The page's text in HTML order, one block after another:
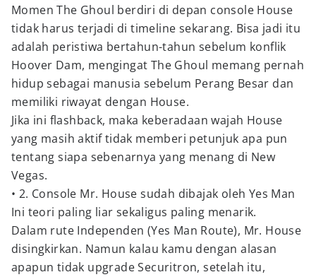
Momen The Ghoul berdiri di depan console House
tidak harus terjadi di timeline sekarang. Bisa jadi itu
adalah peristiwa bertahun-tahun sebelum konflik
Hoover Dam, mengingat The Ghoul memang pernah
hidup sebagai manusia sebelum Perang Besar dan
memiliki riwayat dengan House.
Jika ini flashback, maka keberadaan wajah House
yang masih aktif tidak memberi petunjuk apa pun
tentang siapa sebenarnya yang menang di New
Vegas.
• 2. Console Mr. House sudah dibajak oleh Yes Man
Ini teori paling liar sekaligus paling menarik.
Dalam rute Independen (Yes Man Route), Mr. House
disingkirkan. Namun kalau kamu dengan alasan
apapun tidak upgrade Securitron, setelah itu,